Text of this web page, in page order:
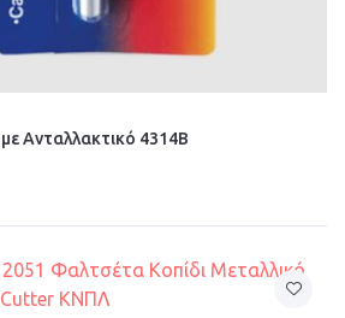
Ανταλλακτικό 4314Β